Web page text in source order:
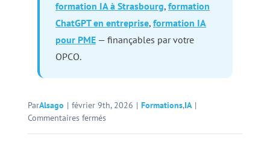
formation IA à Strasbourg,formation
ChatGPT en entreprise,formation IA
pour PME — finançables par votre
OPCO.
ParAlsago | février 9th, 2026 | Formations,IA |
Commentaires ferméssur